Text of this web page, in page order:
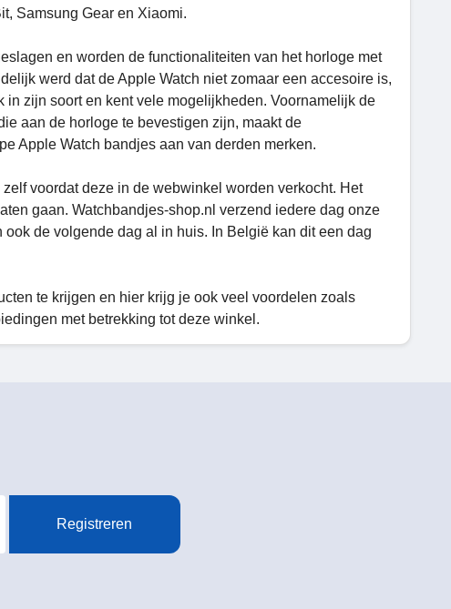
Samsung Gear en Xiaomi.
en worden de functionaliteiten van het horloge met
werd dat de Apple Watch niet zomaar een accesoire is,
zijn soort en kent vele mogelijkheden. Voornamelijk de
aan de horloge te bevestigen zijn, maakt de
Apple Watch bandjes aan van derden merken.
voordat deze in de webwinkel worden verkocht. Het
gaan. Watchbandjes-shop.nl verzend iedere dag onze
de volgende dag al in huis. In België kan dit een dag
te krijgen en hier krijg je ook veel voordelen zoals
met betrekking tot deze winkel.
Registreren